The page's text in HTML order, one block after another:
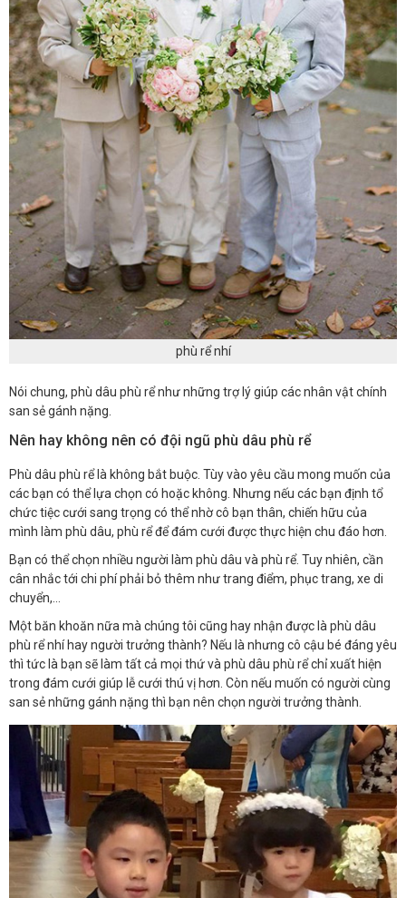
phù rể nhí
Nói chung, phù dâu phù rể như những trợ lý giúp các nhân vật chính
san sẻ gánh nặng.
Nên hay không nên có đội ngũ phù dâu phù rể
Phù dâu phù rể là không bắt buộc. Tùy vào yêu cầu mong muốn của
các bạn có thể lựa chọn có hoặc không. Nhưng nếu các bạn định tổ
chức tiệc cưới sang trọng có thể nhờ cô bạn thân, chiến hữu của
mình làm phù dâu, phù rể để đám cưới được thực hiện chu đáo hơn.
Bạn có thể chọn nhiều người làm phù dâu và phù rể. Tuy nhiên, cần
cân nhắc tới chi phí phải bỏ thêm như trang điểm, phục trang, xe di
chuyển,…
Một băn khoăn nữa mà chúng tôi cũng hay nhận được là phù dâu
phù rể nhí hay người trưởng thành? Nếu là nhưng cô cậu bé đáng yêu
thì tức là bạn sẽ làm tất cả mọi thứ và phù dâu phù rể chỉ xuất hiện
trong đám cưới giúp lễ cưới thú vị hơn. Còn nếu muốn có người cùng
san sẻ những gánh nặng thì bạn nên chọn người trưởng thành.